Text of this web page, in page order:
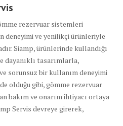
rezervuar sistemleri
deneyimi ve yenilikçi ürünleriyle
Siamp, ürünlerinde kullandığı
tasarımlarla,
sorunsuz bir kullanım deneyimi
olduğu gibi, gömme rezervuar
bakım ve onarım ihtiyacı ortaya
Servis devreye girerek,